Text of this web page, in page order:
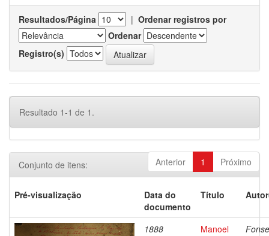
Resultados/Página | Ordenar registros por
Ordenar
Registro(s)
Resultado 1-1 de 1.
Anterior 1 Próximo
Conjunto de itens:
Pré-visualização
Data do
documento
Título
1888
Manoel